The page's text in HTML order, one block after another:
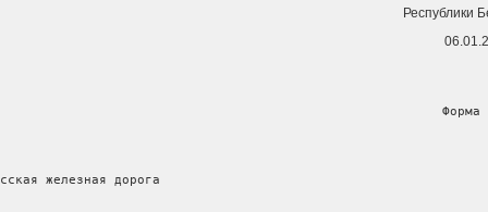
Республики
Форма
железная дорога